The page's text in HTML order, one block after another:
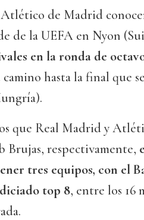
de Madrid
de la UEFA en Nyon
en la ronda de
camino hasta la final que
que Real Madrid y
Brujas, respectivamente,
tres equipos, con el
top 8, entre los 16